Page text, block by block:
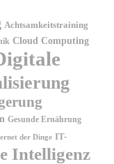
Achtsamkeitstraining
Cloud Computing
Gesunde Ernährung
der Dinge IT-
Intelligenz